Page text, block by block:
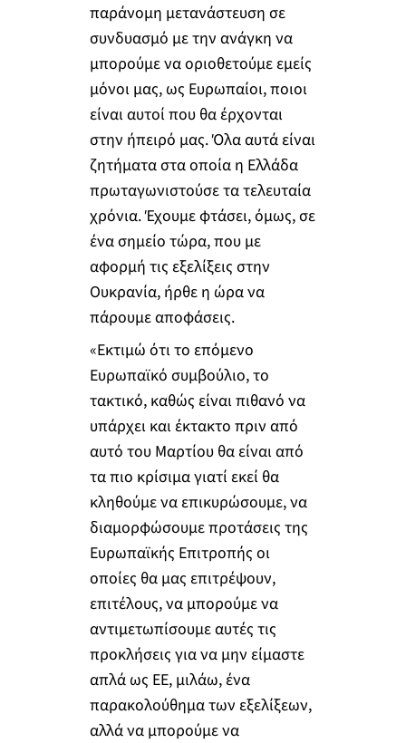
παράνομη μετανάστευση σε
συνδυασμό με την ανάγκη να
μπορούμε να οριοθετούμε εμείς
μόνοι μας, ως Ευρωπαίοι, ποιοι
είναι αυτοί που θα έρχονται
στην ήπειρό μας. Όλα αυτά είναι
ζητήματα στα οποία η Ελλάδα
πρωταγωνιστούσε τα τελευταία
χρόνια. Έχουμε φτάσει, όμως, σε
ένα σημείο τώρα, που με
αφορμή τις εξελίξεις στην
Ουκρανία, ήρθε η ώρα να
πάρουμε αποφάσεις.
«Εκτιμώ ότι το επόμενο
Ευρωπαϊκό συμβούλιο, το
τακτικό, καθώς είναι πιθανό να
υπάρχει και έκτακτο πριν από
αυτό του Μαρτίου θα είναι από
τα πιο κρίσιμα γιατί εκεί θα
κληθούμε να επικυρώσουμε, να
διαμορφώσουμε προτάσεις της
Ευρωπαϊκής Επιτροπής οι
οποίες θα μας επιτρέψουν,
επιτέλους, να μπορούμε να
αντιμετωπίσουμε αυτές τις
προκλήσεις για να μην είμαστε
απλά ως ΕΕ, μιλάω, ένα
παρακολούθημα των εξελίξεων,
αλλά να μπορούμε να